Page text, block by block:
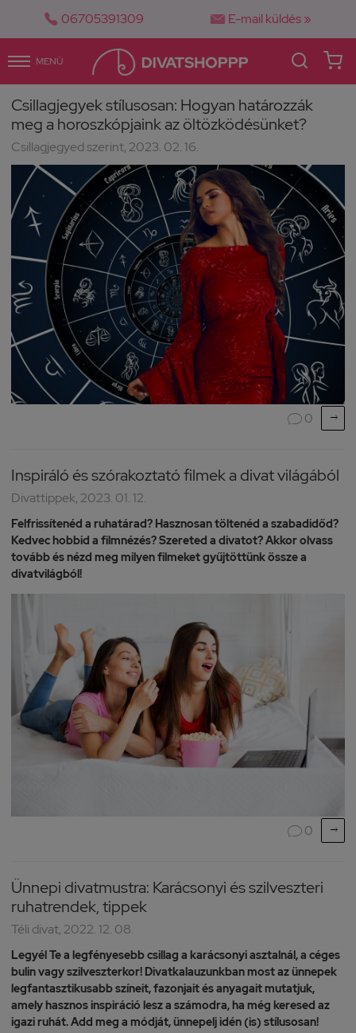
 06705391309  E-mail küldés »
MENÜ
Csillagjegyek stílusosan: Hogyan határozzák
meg a horoszkópjaink az öltözködésünket?
Csillagjegyed szerint, 2023. 02. 16.
0 
Inspiráló és szórakoztató filmek a divat világából
Divattippek, 2023. 01. 12.
Felfrissítenéd a ruhatárad? Hasznosan töltenéd a szabadidőd?
Kedvec hobbid a filmnézés? Szereted a divatot? Akkor olvass
tovább és nézd meg milyen filmeket gyűjtöttünk össze a
divatvilágból!
0 
Ünnepi divatmustra: Karácsonyi és szilveszteri
ruhatrendek, tippek
Téli divat, 2022. 12. 08.
Legyél Te a legfényesebb csillag a karácsonyi asztalnál, a céges
bulin vagy szilveszterkor! Divatkalauzunkban most az ünnepek
legfantasztikusabb színeit, fazonjait és anyagait mutatjuk,
amely hasznos inspiráció lesz a számodra, ha még keresed az
igazi ruhát. Add meg a módját, ünnepelj idén (is) stílusosan!